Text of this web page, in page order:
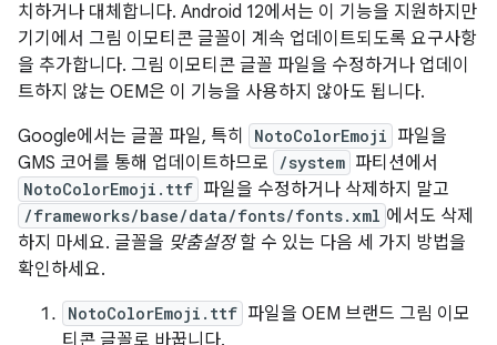
치하거나 대체합니다. Android 12에서는 이 기능을 지원하지만
기기에서 그림 이모티콘 글꼴이 계속 업데이트되도록 요구사항
을 추가합니다. 그림 이모티콘 글꼴 파일을 수정하거나 업데이
트하지 않는 OEM은 이 기능을 사용하지 않아도 됩니다.
Google에서는 글꼴 파일, 특히
NotoColorEmoji 파일을
GMS 코어를 통해 업데이트하므로
/system 파티션에서
NotoColorEmoji.ttf 파일을 수정하거나 삭제하지 말고
/frameworks/base/data/fonts/fonts.xml 에서도 삭제
하지 마세요. 글꼴을 맞춤설정할 수 있는 다음 세 가지 방법을
확인하세요.
NotoColorEmoji.ttf 파일을 OEM 브랜드 그림 이모
티콘 글꼴로 바꿉니다.